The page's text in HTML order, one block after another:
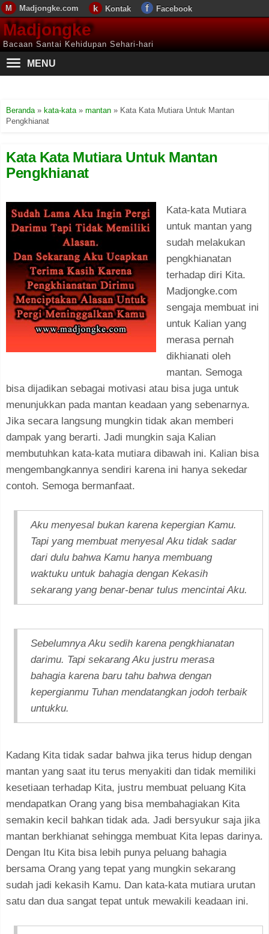
Madjongke.com Kontak Facebook
Madjongke
Bacaan Santai Kehidupan Sehari-hari
MENU
Beranda» kata-kata» mantan » Kata Kata Mutiara Untuk Mantan
Pengkhianat
Kata Kata Mutiara Untuk Mantan
Pengkhianat
Kata-kata Mutiara
untuk mantan yang
sudah melakukan
pengkhianatan
terhadap diri Kita.
Madjongke.com
sengaja membuat ini
untuk Kalian yang
merasa pernah
dikhianati oleh
mantan. Semoga
bisa dijadikan sebagai motivasi atau bisa juga untuk
menunjukkan pada mantan keadaan yang sebenarnya.
Jika secara langsung mungkin tidak akan memberi
dampak yang berarti. Jadi mungkin saja Kalian
membutuhkan kata-kata mutiara dibawah ini. Kalian bisa
mengembangkannya sendiri karena ini hanya sekedar
contoh. Semoga bermanfaat.
Aku menyesal bukan karena kepergian Kamu.
Tapi yang membuat menyesal Aku tidak sadar
dari dulu bahwa Kamu hanya membuang
waktuku untuk bahagia dengan Kekasih
sekarang yang benar-benar tulus mencintai Aku.
Sebelumnya Aku sedih karena pengkhianatan
darimu. Tapi sekarang Aku justru merasa
bahagia karena baru tahu bahwa dengan
kepergianmu Tuhan mendatangkan jodoh terbaik
untukku.
Kadang Kita tidak sadar bahwa jika terus hidup dengan
mantan yang saat itu terus menyakiti dan tidak memiliki
kesetiaan terhadap Kita, justru membuat peluang Kita
mendapatkan Orang yang bisa membahagiakan Kita
semakin kecil bahkan tidak ada. Jadi bersyukur saja jika
mantan berkhianat sehingga membuat Kita lepas darinya.
Dengan Itu Kita bisa lebih punya peluang bahagia
bersama Orang yang tepat yang mungkin sekarang
sudah jadi kekasih Kamu. Dan kata-kata mutiara urutan
satu dan dua sangat tepat untuk mewakili keadaan ini.